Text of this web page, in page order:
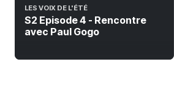
LES VOIX DE L'ÉTÉ
S2 Episode 4 - Rencontre
avec Paul Gogo